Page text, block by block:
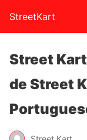
StreetKart
Street
de Street